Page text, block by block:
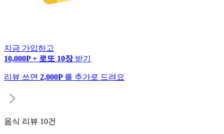
지금 가입하고
10,000P + 로또 10장 받기
리뷰 쓰면 2,000P 를 추가로 드려요
음식 리뷰 10건